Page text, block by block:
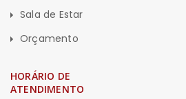
Sala de Estar
Orçamento
HORÁRIO DE
ATENDIMENTO